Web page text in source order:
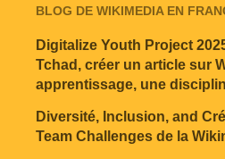
BLOG DE WIKIMEDIA EN
Digitalize Youth Project
Tchad, créer un article sur
apprentissage, une
Diversité, Inclusion, and
Team Challenges de la